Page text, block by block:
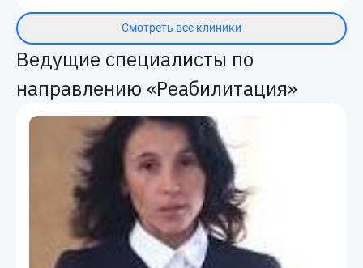
Смотреть все клиники
Ведущие специалисты по
направлению «Реабилитация»